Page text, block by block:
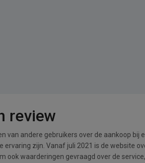
review
van andere gebruikers over de aankoop bij
ervaring zijn. Vanaf juli 2021 is de website
ook waarderingen gevraagd over de